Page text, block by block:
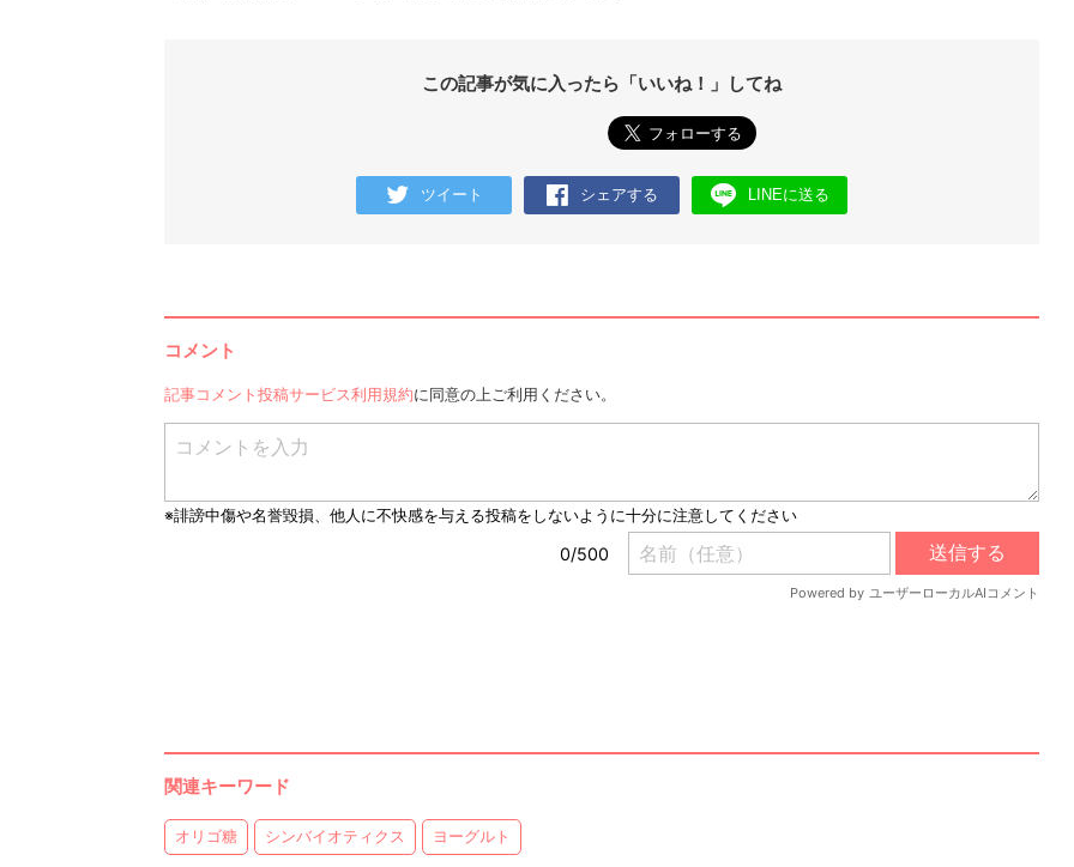
この記事が気に入ったら「いいね！」してね
ツイート シェアする LINEに送る
コメント
記事コメント投稿サービス利用規約に同意の上ご利用ください。
関連キーワード
オリゴ糖 シンバイオティクス ヨーグルト